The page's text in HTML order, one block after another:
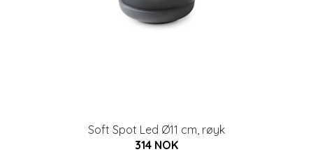
Soft Spot Led Ø11 cm, røyk
314 NOK